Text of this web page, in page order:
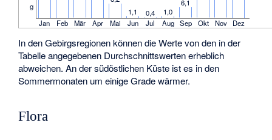
g
1,1
0,4 1,0
6,1
Jan Feb Mär Apr Mai Jun Jul Aug Sep Okt Nov Dez
In den Gebirgsregionen können die Werte von den in der
Tabelle angegebenen Durchschnittswerten erheblich
abweichen. An der südöstlichen Küste ist es in den
Sommermonaten um einige Grade wärmer.
Flora